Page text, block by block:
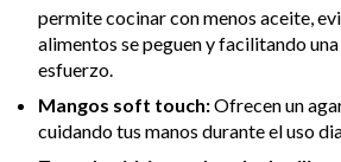
permite cocinar con menos aceite,
alimentos se peguen y facilitando
esfuerzo.
Mangos soft touch:Ofrecen un
cuidando tus manos durante el uso